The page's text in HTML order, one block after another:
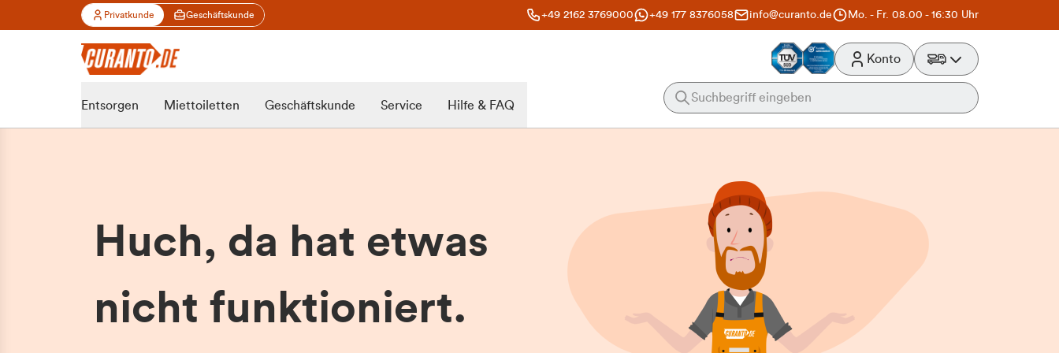
Privatkunde Geschäftskunde +49 2162 3769000 +49 177 8376058 info@curanto.de Mo. - Fr. 08.00 - 16:30 Uhr
Konto
Entsorgen Miettoiletten Geschäftskunde Service Hilfe & FAQ
Huch, da hat etwas
nicht funktioniert.